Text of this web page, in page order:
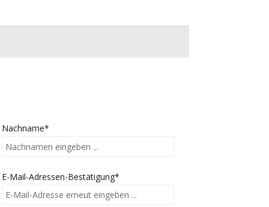
Nachname*
E-Mail-Adressen-Bestätigung*